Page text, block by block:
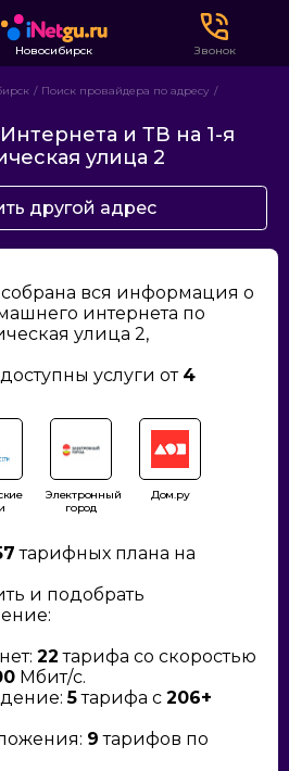
Новосибирск Звонок
Поиск провайдера по адресу
и ТВ на 1-я
улица 2
другой адрес
вся информация о
интернета по
улица 2,
услуги от 4
Электронный
город
Дом.ру
тарифных плана на
и подобрать
22 тарифа со скоростью
Мбит/с.
5тарифа с 206+
9 тарифов по